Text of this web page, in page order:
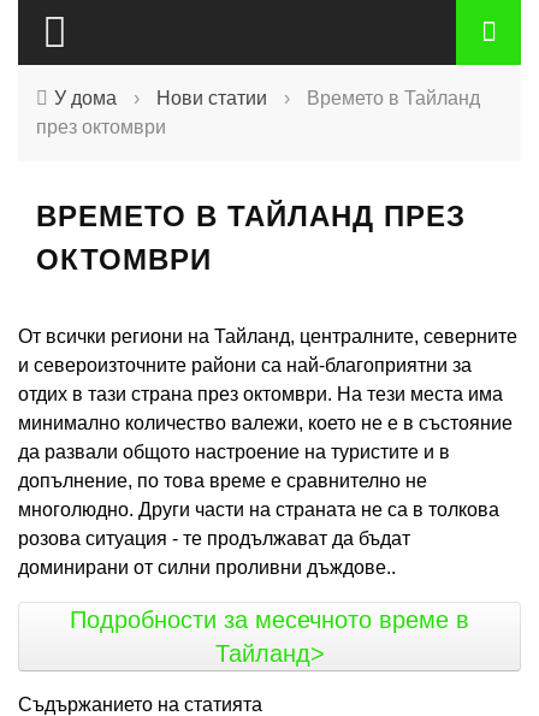
У дома › Нови статии ›
Времето в Тайланд
през октомври
ВРЕМЕТО В ТАЙЛАНД ПРЕЗ
ОКТОМВРИ
От всички региони на Тайланд, централните, северните
и североизточните райони са най-благоприятни за
отдих в тази страна през октомври. На тези места има
минимално количество валежи, което не е в състояние
да развали общото настроение на туристите и в
допълнение, по това време е сравнително не
многолюдно. Други части на страната не са в толкова
розова ситуация - те продължават да бъдат
доминирани от силни проливни дъждове..
Подробности за месечното време в
Тайланд>
Съдържанието на статията